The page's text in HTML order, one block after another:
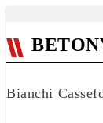
Bianchi